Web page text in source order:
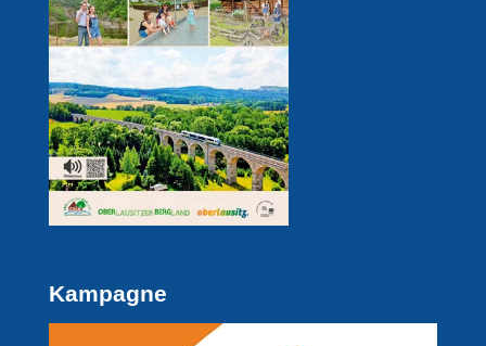
Kampagne